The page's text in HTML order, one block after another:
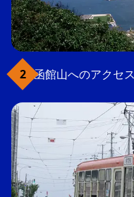
函館山へのアクセ